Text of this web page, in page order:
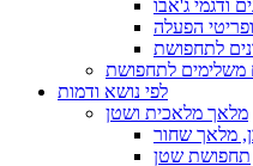
ודגמי ג'אבו
הפעלה
לתחפושת
משלימים לתחפושת
לפי נושא ודמות
מלאך מלאכית ושטן
מלאך שחור
תחפושת שטן